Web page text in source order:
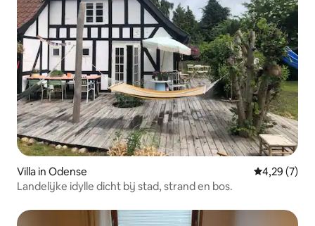
Villa in Odense
4,29 (7)
Landelijke idylle dicht bij stad, strand en bos.